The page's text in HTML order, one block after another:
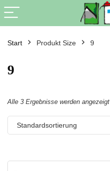
Start Produkt Size 9
9
Alle 3 Ergebnisse werden angezeigt
Standardsortierung